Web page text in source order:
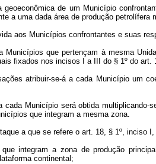
geoeconômica de um Município
a uma dada área de produção petrolífera
aos Municípios confrontantes e suas
Municípios que pertençam à mesma
fixados nos incisos I a III do § 1º do art.
atribuir-se-á a cada Município um
cada Município será obtida
que integram a mesma zona.
a que se refere o art. 18, § 1º, inciso I,
integram a zona de produção
continental;